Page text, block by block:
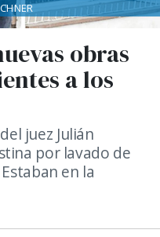
obras
a los
juez Julián
por lavado de
en la